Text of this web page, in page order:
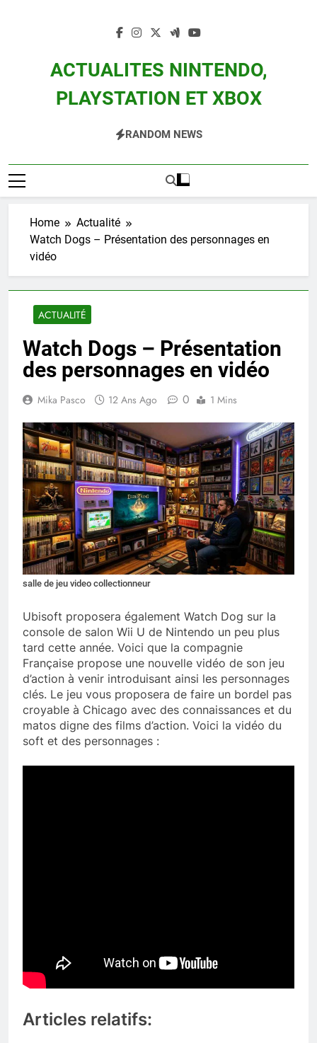
ACTUALITES NINTENDO,
PLAYSTATION ET XBOX
Zelda, Splatoon, Pokemon Entre Autres
RANDOM NEWS
Home
Actualité
Watch Dogs – Présentation des personnages en
vidéo
ACTUALITÉ
Watch Dogs – Présentation
des personnages en vidéo
Mika Pasco 12 Ans Ago 0 1 Mins
salle de jeu video collectionneur
Ubisoft proposera également Watch Dog sur la
console de salon Wii U de Nintendo un peu plus
tard cette année. Voici que la compagnie
Française propose une nouvelle vidéo de son jeu
d’action à venir introduisant ainsi les personnages
clés. Le jeu vous proposera de faire un bordel pas
croyable à Chicago avec des connaissances et du
matos digne des films d’action. Voici la vidéo du
soft et des personnages :
Articles relatifs: